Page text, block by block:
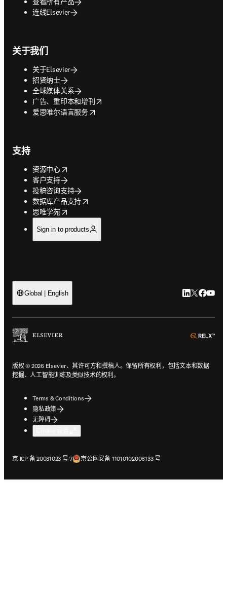
连线Elsevier
关于我们
关于Elsevier
招贤纳士
全球媒体关系
广告、重印本和增刊
opens in new tab/window
爱思唯尔语言服务
opens in new tab/window
支持
资源中心
opens in new tab/window
客户支持
投稿咨询支持
数据库产品支持
opens in new tab/window
思唯学苑
opens in new tab/window
Sign in to products
Global | English LinkedIn 在
Twitter 在
版权 © 2026 Elsevier、其许可方和撰稿人。保留所有权利，包括文本和数据
挖掘、人工智能训练及类似技术的权利。
Terms & Conditions
隐私政策
无障碍
京 ICP 备 20031023 号-7
在新的选项卡/窗口中打开京公网安备 11010102006133 号
在新的选项卡/窗口中打开